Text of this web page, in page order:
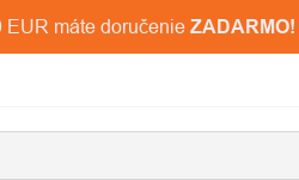
máte doručenie ZADARMO!